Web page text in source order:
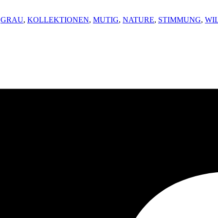
GRAU, KOLLEKTIONEN, MUTIG, NATURE, STIMMUNG,